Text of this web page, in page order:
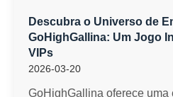
Descubra o Universo de
GoHighGallina: Um Jogo
VIPs
2026-03-20
GoHighGallina oferece